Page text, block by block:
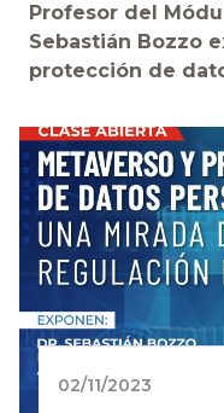
Profesor del
Sebastián Bozzo
protección de
02/11/2023